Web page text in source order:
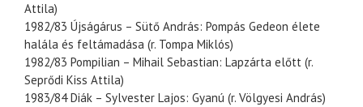
Attila)
1982/83 Újságárus – Sütő András: Pompás Gedeon élete
halála és feltámadása (r. Tompa Miklós)
1982/83 Pompilian – Mihail Sebastian: Lapzárta előtt (r.
Seprődi Kiss Attila)
1983/84 Diák – Sylvester Lajos: Gyanú (r. Völgyesi András)